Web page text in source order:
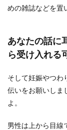
めの雑誌などを置
あなたの話に
ら受け入れる
そして妊娠やつわ
伝いをお願いしま
よ。
男性は上から目線